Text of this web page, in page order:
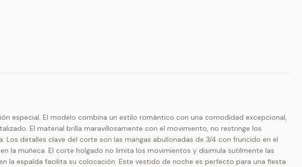
especial. El modelo combina un estilo romántico con una comodidad excepcional,
El material brilla maravillosamente con el movimiento, no restringe los
detalles clave del corte son las mangas abullonadas de 3/4 con fruncido en el
la muñeca. El corte holgado no limita los movimientos y disimula sutilmente las
la espalda facilita su colocación. Este vestido de noche es perfecto para una fiesta